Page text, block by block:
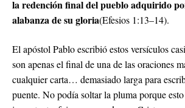
la redención final del pueblo adquirido
alabanza de su gloria(Efesios 1:13–14).
El apóstol Pablo escribió estos versículos
son apenas el final de una de las oraciones
cualquier carta… demasiado larga para
puente. No podía soltar la pluma porque